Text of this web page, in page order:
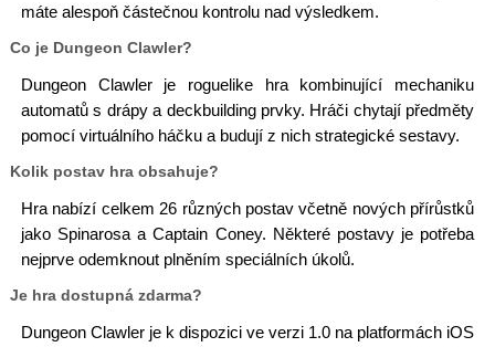
máte alespoň částečnou kontrolu nad výsledkem.
Co je Dungeon Clawler?
Dungeon Clawler je roguelike hra kombinující mechaniku
automatů s drápy a deckbuilding prvky. Hráči chytají předměty
pomocí virtuálního háčku a budují z nich strategické sestavy.
Kolik postav hra obsahuje?
Hra nabízí celkem 26 různých postav včetně nových přírůstků
jako Spinarosa a Captain Coney. Některé postavy je potřeba
nejprve odemknout plněním speciálních úkolů.
Je hra dostupná zdarma?
Dungeon Clawler je k dispozici ve verzi 1.0 na platformách iOS